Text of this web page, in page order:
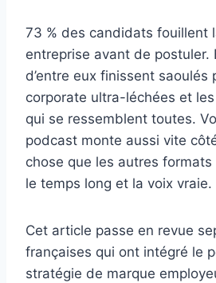
73 % des candidats fouillent
entreprise avant de postuler.
d’entre eux finissent saoulés
corporate ultra-léchées et
qui se ressemblent toutes.
podcast monte aussi vite
chose que les autres
le temps long et la voix vraie.
Cet article passe en revue
françaises qui ont intégré le
stratégie de marque